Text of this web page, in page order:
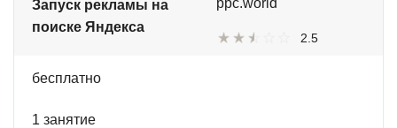
Запуск рекламы на
поиске Яндекса
ppc.world
2.5
бесплатно
1 занятие